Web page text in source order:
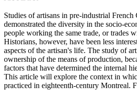
Studies of artisans in pre-industrial French
demonstrated the diversity in the socio-
people working the same trade, or trades
Historians, however, have been less
aspects of the artisan's life. The study of
ownership of the means of production,
factors that have determined the internal
This article will explore the context in
practiced in eighteenth-century Montreal.